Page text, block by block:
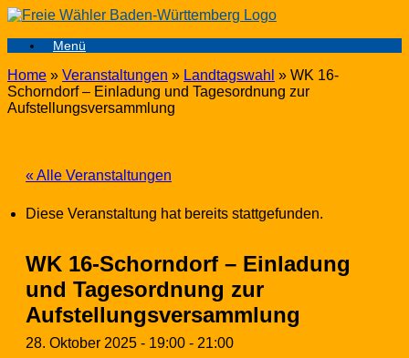
Zum
springenMenü
Home » Veranstaltungen » Landtagswahl » WK 16-
Schorndorf – Einladung und Tagesordnung zur
Aufstellungsversammlung
« Alle Veranstaltungen
Diese Veranstaltung hat bereits stattgefunden.
WK 16-Schorndorf – Einladung
und Tagesordnung zur
Aufstellungsversammlung
28. Oktober 2025 - 19:00 - 21:00